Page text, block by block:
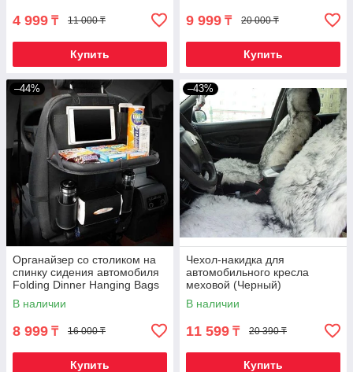
4 999 ₸ 11 000 ₸
Купить
9 999 ₸ 20 000 ₸
Купить
–44%
Органайзер со столиком на
спинку сидения автомобиля
Folding Dinner Hanging Bags
(Черный)
В наличии
8 999 ₸ 16 000 ₸
Купить
–43%
Чехол-накидка для
автомобильного кресла
меховой (Черный)
В наличии
11 599 ₸ 20 390 ₸
Купить